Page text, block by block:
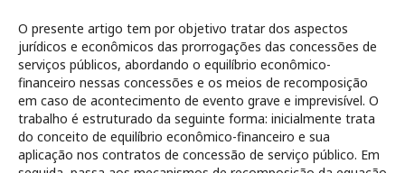
O presente artigo tem por objetivo tratar dos aspectos
jurídicos e econômicos das prorrogações das concessões de
serviços públicos, abordando o equilíbrio econômico-
financeiro nessas concessões e os meios de recomposição
em caso de acontecimento de evento grave e imprevisível. O
trabalho é estruturado da seguinte forma: inicialmente trata
do conceito de equilíbrio econômico-financeiro e sua
aplicação nos contratos de concessão de serviço público. Em